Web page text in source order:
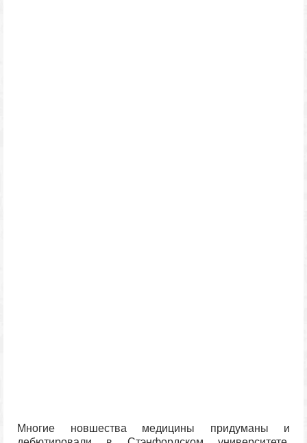
Многие новшества медицины придуманы и